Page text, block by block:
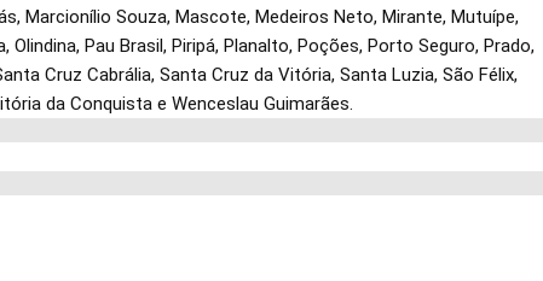
Marcionílio Souza, Mascote, Medeiros Neto, Mirante, Mutuípe,
Pau Brasil, Piripá, Planalto, Poções, Porto Seguro, Prado,
Cruz Cabrália, Santa Cruz da Vitória, Santa Luzia, São Félix,
da Conquista e Wenceslau Guimarães.